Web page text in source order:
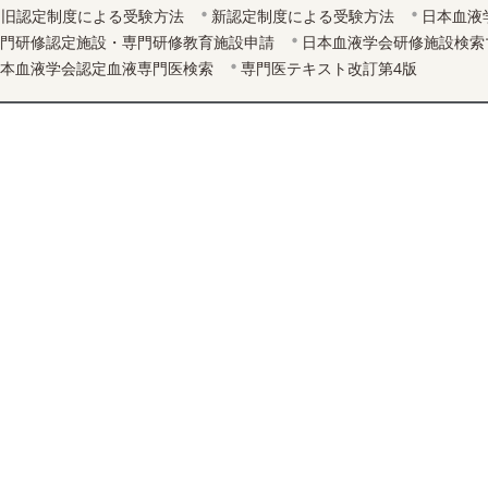
旧認定制度による受験方法 新認定制度による受験方法
日本血
研修認定施設・専門研修教育施設申請
日本血液学会研修施設検
血液学会認定血液専門医検索
専門医テキスト改訂第4版